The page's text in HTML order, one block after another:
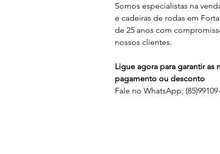
Somos especialistas na
e cadeiras de rodas em
de 25 anos com
nossos clientes.
Ligue agora para garantir
pagamento ou desconto
Fale no WhatsApp;